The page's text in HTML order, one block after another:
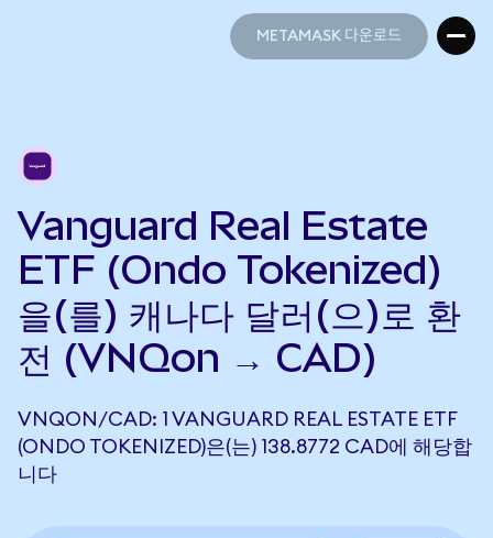
METAMASK 다운로드
Vanguard Real Estate
ETF (Ondo Tokenized)
을(를) 캐나다 달러(으)로 환
전 (VNQon → CAD)
VNQON/CAD: 1 VANGUARD REAL ESTATE ETF
(ONDO TOKENIZED)은(는) 138.8772 CAD에 해당합
니다